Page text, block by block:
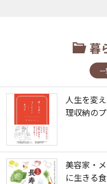
暮
人生を変
理収納の
美容家・
に生きる